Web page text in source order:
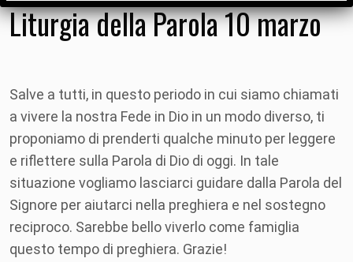
Liturgia della Parola 10 marzo
Salve a tutti, in questo periodo in cui siamo chiamati
a vivere la nostra Fede in Dio in un modo diverso, ti
proponiamo di prenderti qualche minuto per leggere
e riflettere sulla Parola di Dio di oggi. In tale
situazione vogliamo lasciarci guidare dalla Parola del
Signore per aiutarci nella preghiera e nel sostegno
reciproco. Sarebbe bello viverlo come famiglia
questo tempo di preghiera. Grazie!